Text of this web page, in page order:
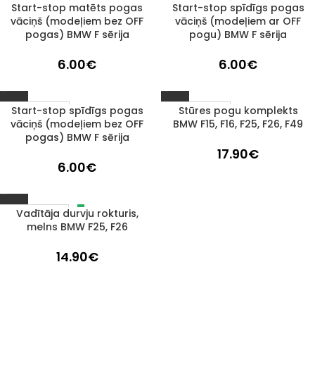
1–3 D. D.
Start-stop matēts pogas
vāciņš (modeļiem bez OFF
pogas) BMW F sērija
6.00€
1–3 D. D.
Start-stop spīdīgs pogas
vāciņš (modeļiem ar OFF
pogu) BMW F sērija
6.00€
1–3 D. D.
Start-stop spīdīgs pogas
vāciņš (modeļiem bez OFF
pogas) BMW F sērija
6.00€
1–3 D. D.
Stūres pogu komplekts
BMW F15, F16, F25, F26, F49
17.90€
IZPĀRDOTS
Vadītāja durvju rokturis,
melns BMW F25, F26
14.90€